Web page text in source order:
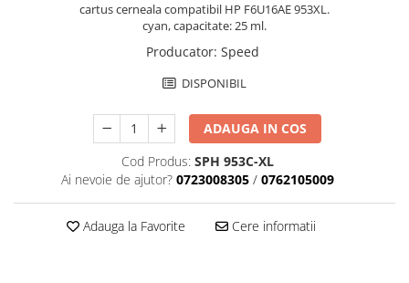
cartus cerneala compatibil HP F6U16AE 953XL.
cyan, capacitate: 25 ml.
Producator: Speed
DISPONIBIL
ADAUGA IN COS
Cod Produs: SPH 953C-XL
Ai nevoie de ajutor? 0723008305 / 0762105009
Adauga la Favorite Cere informatii